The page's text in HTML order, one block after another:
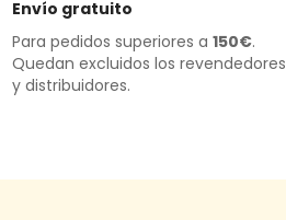
Envío gratuito
Para pedidos superiores a150€.
Quedan excluidos los revendedores
y distribuidores.